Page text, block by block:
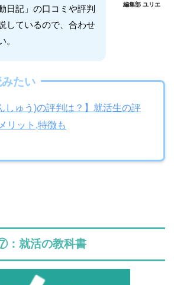
日記」の口コミや評判
しているので、合わせ
。
編集部 ユリエ
たい
しゅう)の評判は？】就活生の評
リット,特徴も
：就活の教科書